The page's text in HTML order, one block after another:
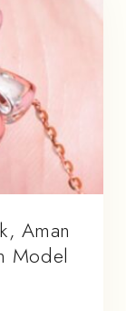
Aman
Model